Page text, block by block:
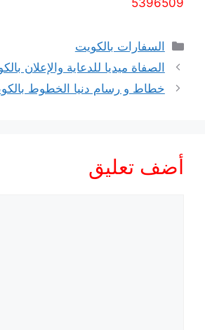
التصنيفات
السفارات بالكويت
الصفاة ميديا للدعاية والإعلان
خطاط و رسام دنيا الخطوط
أضف تعليق